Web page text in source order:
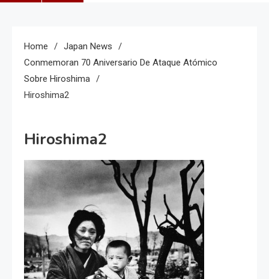
Home
Japan News
Conmemoran 70 Aniversario De Ataque Atómico
Sobre Hiroshima
Hiroshima2
Hiroshima2